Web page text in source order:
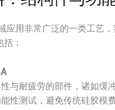
应用非常广泛的一类工艺
：
与耐疲劳的部件，诸如缓
性测试，避免传统硅胶模费